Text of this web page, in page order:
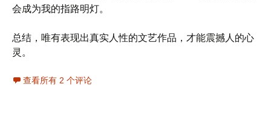
会成为我的指路明灯。
总结，唯有表现出真实人性的文艺作品，才能震撼人的心
灵。
查看所有 2 个评论